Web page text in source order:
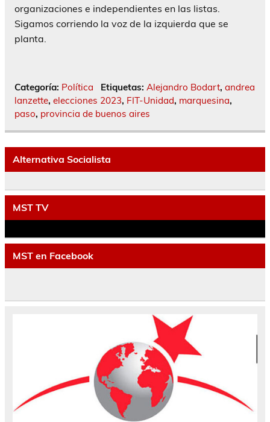
organizaciones e independientes en las listas.
Sigamos corriendo la voz de la izquierda que se
planta.
Categoría: Política Etiquetas: Alejandro Bodart, andrea
lanzette, elecciones 2023, FIT-Unidad, marquesina,
paso, provincia de buenos aires
Alternativa Socialista
MST TV
MST en Facebook